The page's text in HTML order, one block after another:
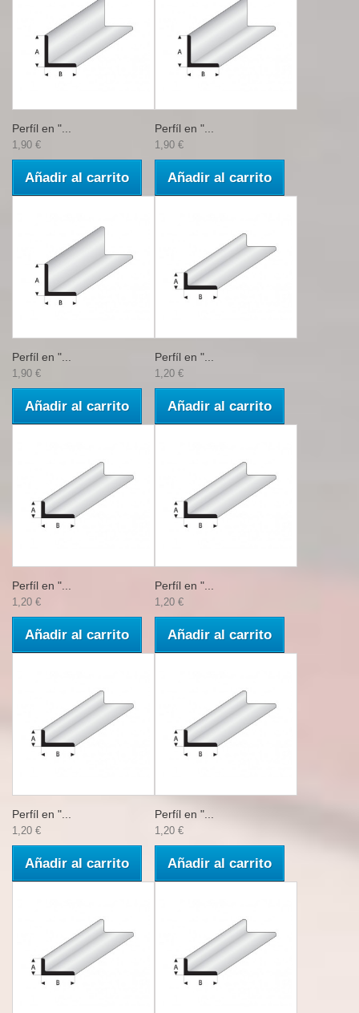
Perfíl en "...
1,90 €
Añadir al carrito
Perfíl en "...
1,90 €
Añadir al carrito
Perfíl en "...
1,90 €
Añadir al carrito
Perfíl en "...
1,20 €
Añadir al carrito
Perfíl en "...
1,20 €
Añadir al carrito
Perfíl en "...
1,20 €
Añadir al carrito
Perfíl en "...
1,20 €
Añadir al carrito
Perfíl en "...
1,20 €
Añadir al carrito